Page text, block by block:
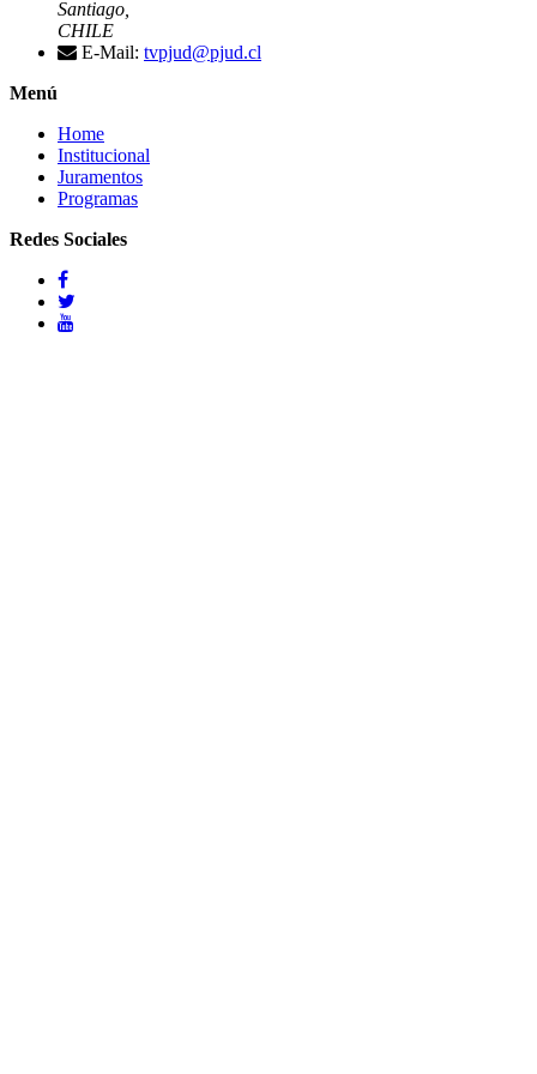
Santiago,
CHILE
E-Mail: tvpjud@pjud.cl
Menú
Home
Institucional
Juramentos
Programas
Redes Sociales